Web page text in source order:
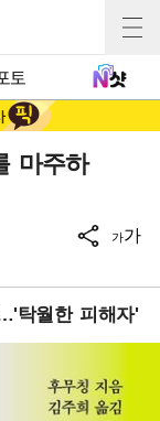
토
마주하
가가
탁월한 피해자'